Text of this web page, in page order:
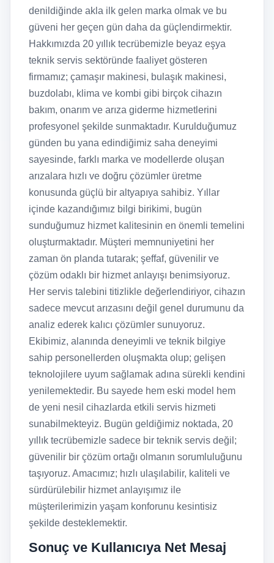
denildiğinde akla ilk gelen marka olmak ve bu
güveni her geçen gün daha da güçlendirmektir.
Hakkımızda 20 yıllık tecrübemizle beyaz eşya
teknik servis sektöründe faaliyet gösteren
firmamız; çamaşır makinesi, bulaşık makinesi,
buzdolabı, klima ve kombi gibi birçok cihazın
bakım, onarım ve arıza giderme hizmetlerini
profesyonel şekilde sunmaktadır. Kurulduğumuz
günden bu yana edindiğimiz saha deneyimi
sayesinde, farklı marka ve modellerde oluşan
arızalara hızlı ve doğru çözümler üretme
konusunda güçlü bir altyapıya sahibiz. Yıllar
içinde kazandığımız bilgi birikimi, bugün
sunduğumuz hizmet kalitesinin en önemli temelini
oluşturmaktadır. Müşteri memnuniyetini her
zaman ön planda tutarak; şeffaf, güvenilir ve
çözüm odaklı bir hizmet anlayışı benimsiyoruz.
Her servis talebini titizlikle değerlendiriyor, cihazın
sadece mevcut arızasını değil genel durumunu da
analiz ederek kalıcı çözümler sunuyoruz.
Ekibimiz, alanında deneyimli ve teknik bilgiye
sahip personellerden oluşmakta olup; gelişen
teknolojilere uyum sağlamak adına sürekli kendini
yenilemektedir. Bu sayede hem eski model hem
de yeni nesil cihazlarda etkili servis hizmeti
sunabilmekteyiz. Bugün geldiğimiz noktada, 20
yıllık tecrübemizle sadece bir teknik servis değil;
güvenilir bir çözüm ortağı olmanın sorumluluğunu
taşıyoruz. Amacımız; hızlı ulaşılabilir, kaliteli ve
sürdürülebilir hizmet anlayışımız ile
müşterilerimizin yaşam konforunu kesintisiz
şekilde desteklemektir.
Sonuç ve Kullanıcıya Net Mesaj